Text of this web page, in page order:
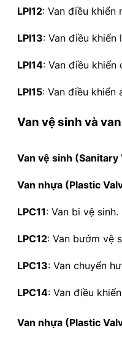
LPI12: Van điều khiển
LPI13: Van điều khiển
LPI14: Van điều khiển
LPI15: Van điều khiển
Van vệ sinh và
Van vệ sinh (Sanitary
Van nhựa (Plastic
LPC11: Van bi vệ sinh.
LPC12: Van bướm vệ
LPC13: Van chuyển
LPC14: Van điều
Van nhựa (Plastic